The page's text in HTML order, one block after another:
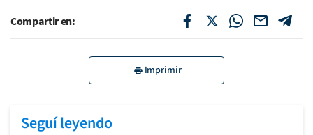
Compartir en:
Imprimir
Seguí leyendo